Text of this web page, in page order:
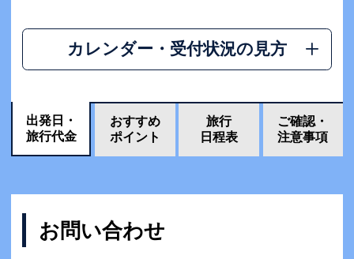
カレンダー・受付状況の見方
出発日・
旅行代金
おすすめ
ポイント
旅行
日程表
ご確認・
注意事項
お問い合わせ